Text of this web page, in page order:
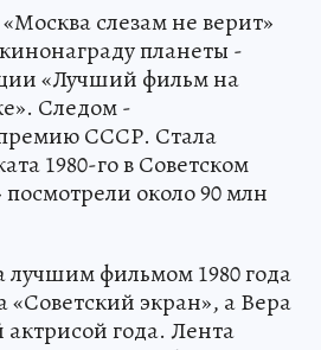
слезам не верит»
планеты -
«Лучший фильм на
Следом -
СССР. Стала
1980-го в Советском
около 90 млн
фильмом 1980 года
экран», а Вера
года. Лента